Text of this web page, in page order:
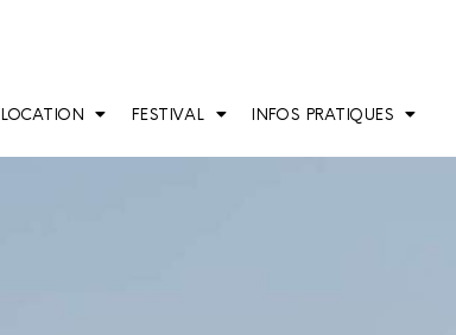
LOCATION FESTIVAL INFOS PRATIQUES